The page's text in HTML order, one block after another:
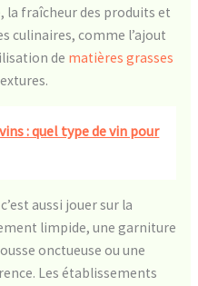
la fraîcheur des produits et
culinaires, comme l’ajout
de matières grasses
: quel type de vin pour
aussi jouer sur la
limpide, une garniture
onctueuse ou une
Les établissements